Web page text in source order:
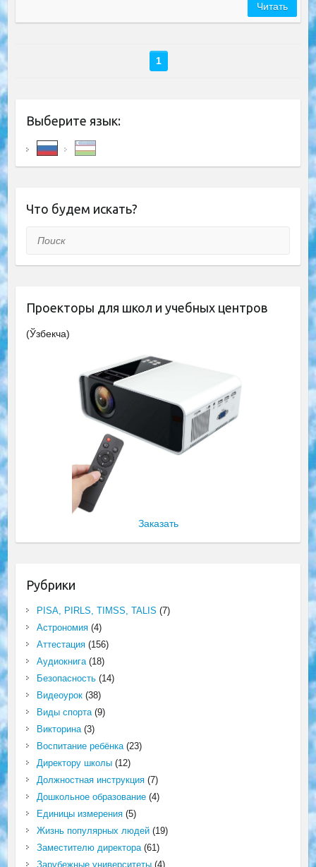
Читать
1
Выберите язык:
Что будем искать?
Поиск
Проекторы для школ и учебных центров
(Ўзбекча)
Заказать
Рубрики
PISA, PIRLS, TIMSS, TALIS (7)
Астрономия(4)
Аттестация(156)
Аудиокнига(18)
Безопасность(14)
Видеоурок(38)
Виды спорта(9)
Викторина(3)
Воспитание ребёнка(23)
Директору школы(12)
Должностная инструкция(7)
Дошкольное образование(4)
Единицы измерения(5)
Жизнь популярных людей(19)
Заместителю директора(61)
Зарубежные университеты(4)